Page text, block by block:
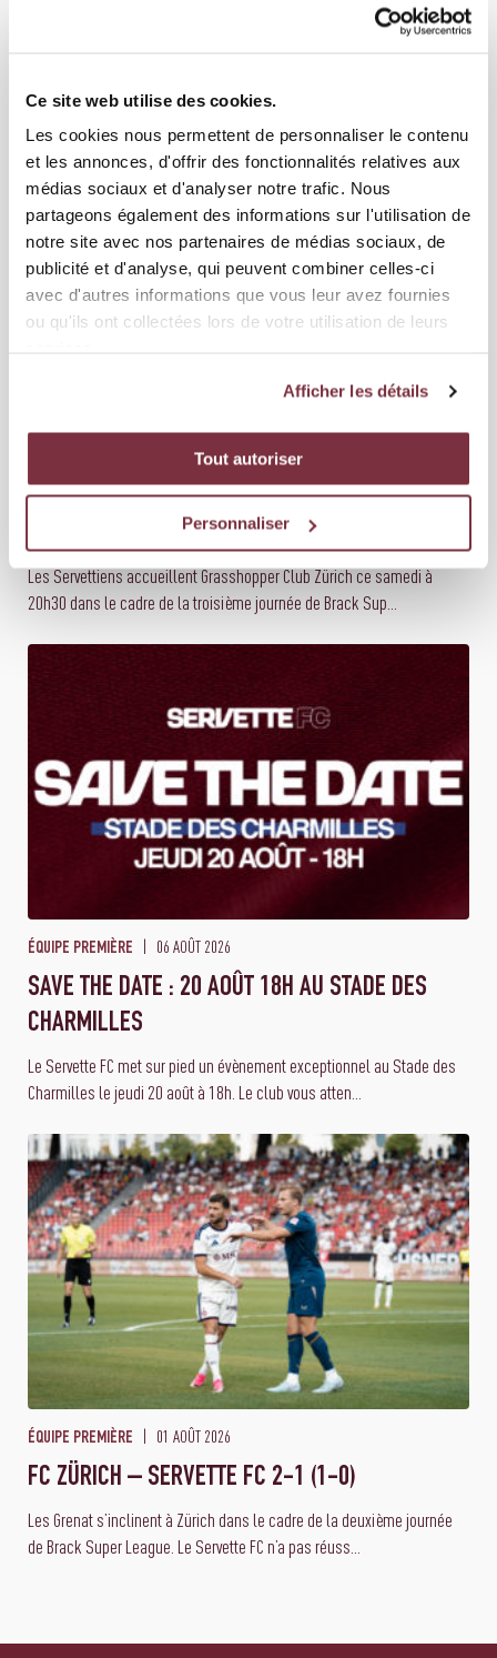
Ce site web utilise des cookies.
Les cookies nous permettent de personnaliser le contenu
et les annonces, d'offrir des fonctionnalités relatives aux
médias sociaux et d'analyser notre trafic. Nous
partageons également des informations sur l'utilisation de
notre site avec nos partenaires de médias sociaux, de
publicité et d'analyse, qui peuvent combiner celles-ci
avec d'autres informations que vous leur avez fournies
ou qu'ils ont collectées lors de votre utilisation de leurs
Afficher les détails
Tout autoriser
Personnaliser
samedi soir (20h30) au Stade de Genève. Gardiens Edvinas G...
07 AOÛT 2026
SERVETTE FC - GRASSHOPPER CLUB ZÜRICH:
TROUVER LA FAILLE
Les Servettiens accueillent Grasshopper Club Zürich ce samedi à
20h30 dans le cadre de la troisième journée de Brack Sup...
ÉQUIPE PREMIÈRE 06 AOÛT 2026
SAVE THE DATE : 20 AOÛT 18H AU STADE DES
CHARMILLES
Le Servette FC met sur pied un évènement exceptionnel au Stade des
Charmilles le jeudi 20 août à 18h. Le club vous atten...
ÉQUIPE PREMIÈRE 01 AOÛT 2026
FC ZÜRICH – SERVETTE FC 2-1 (1-0)
Les Grenat s’inclinent à Zürich dans le cadre de la deuxième journée
de Brack Super League. Le Servette FC n’a pas réuss...